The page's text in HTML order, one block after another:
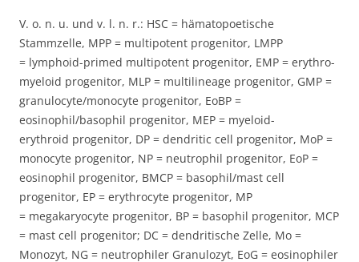
V. o. n. u. und v. l. n. r.: HSC = hämatopoetische
Stammzelle, MPP = multipotent progenitor, LMPP
= lymphoid-primed multipotent progenitor, EMP = erythro-
myeloid progenitor, MLP = multilineage progenitor, GMP =
granulocyte/monocyte progenitor, EoBP =
eosinophil/basophil progenitor, MEP = myeloid-
erythroid progenitor, DP = dendritic cell progenitor, MoP =
monocyte progenitor, NP = neutrophil progenitor, EoP =
eosinophil progenitor, BMCP = basophil/mast cell
progenitor, EP = erythrocyte progenitor, MP
= megakaryocyte progenitor, BP = basophil progenitor, MCP
= mast cell progenitor; DC = dendritische Zelle, Mo =
Monozyt, NG = neutrophiler Granulozyt, EoG = eosinophiler